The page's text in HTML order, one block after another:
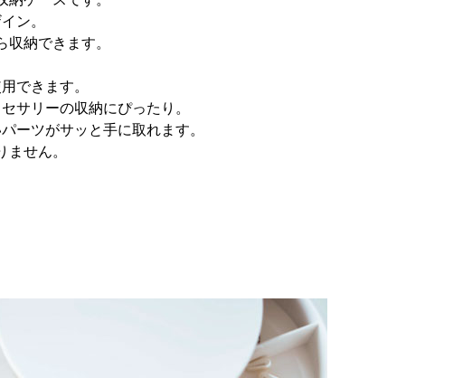
ン。
納できます。
できます。
サリーの収納にぴったり。
ーツがサッと手に取れます。
せん。